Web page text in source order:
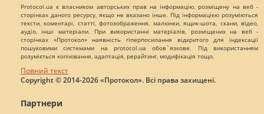
Protocol.ua є власником авторських прав на інформацію, розміщену на веб -
сторінках даного ресурсу, якщо не вказано інше. Під інформацією розуміються
тексти, коментарі, статті, фотозображення, малюнки, ящик-шота, скани, відео,
аудіо, інші матеріали. При використанні матеріалів, розміщених на веб -
сторінках «Протокол» наявність гіперпосилання відкритого для індексації
пошуковими системами на protocol.ua обов`язкове. Під використанням
розуміється копіювання, адаптація, рерайтинг, модифікація тощо.
Повний текст
Copyright © 2014-2026 «Протокол». Всі права захищені.
Партнери